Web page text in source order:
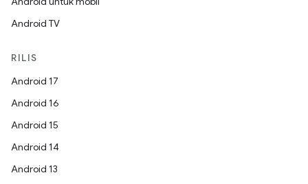
Android TV
RILIS
Android 17
Android 16
Android 15
Android 14
Android 13